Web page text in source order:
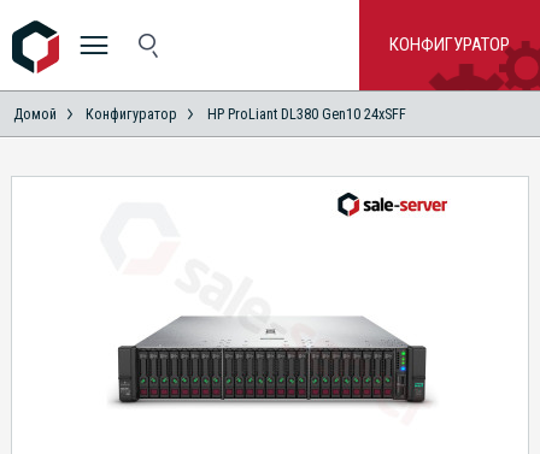
КОНФИГУРАТОР
Домой Конфигуратор HP ProLiant DL380 Gen10 24xSFF